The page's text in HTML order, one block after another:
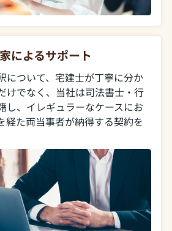
によるサポート
について、宅建士が丁寧に分か
けでなく、当社は司法書士・行
し、イレギュラーなケースにお
経た両当事者が納得する契約を